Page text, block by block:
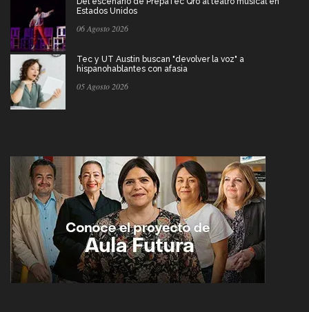
Estados Unidos
06 Agosto 2026
Tec y UT Austin buscan "devolver la voz" a
hispanohablantes con afasia
05 Agosto 2026